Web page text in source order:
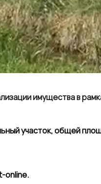
имущества в
участок, общей
online.